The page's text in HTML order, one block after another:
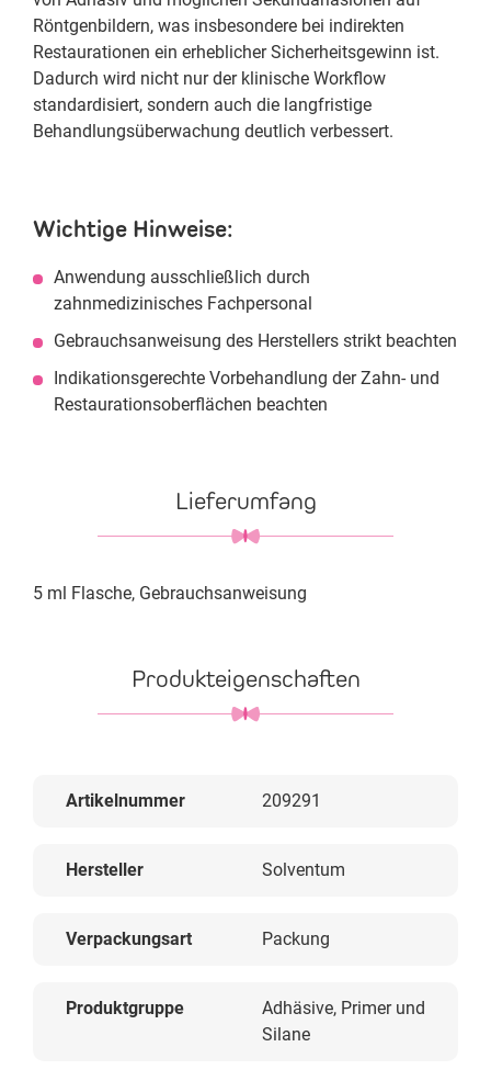
Röntgenbildern, was insbesondere bei indirekten
Restaurationen ein erheblicher Sicherheitsgewinn ist.
Dadurch wird nicht nur der klinische Workflow
standardisiert, sondern auch die langfristige
Behandlungsüberwachung deutlich verbessert.
Wichtige Hinweise:
Anwendung ausschließlich durch
zahnmedizinisches Fachpersonal
Gebrauchsanweisung des Herstellers strikt beachten
Indikationsgerechte Vorbehandlung der Zahn- und
Restaurationsoberflächen beachten
Lieferumfang
5 ml Flasche, Gebrauchsanweisung
Produkteigenschaften
Artikelnummer 209291
Hersteller Solventum
Verpackungsart Packung
Produktgruppe
Adhäsive, Primer und
Silane